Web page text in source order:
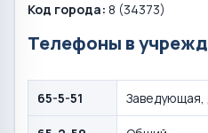
Код города: 8 (34373)
Телефоны в
65-5-51